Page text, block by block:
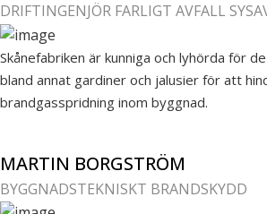
DRIFTINGENJÖR FARLIGT AVFALL
Skånefabriken är kunniga och lyhörda för
bland annat gardiner och jalusier för att
brandgasspridning inom byggnad.
MARTIN BORGSTRÖM
BYGGNADSTEKNISKT BRANDSKYDD